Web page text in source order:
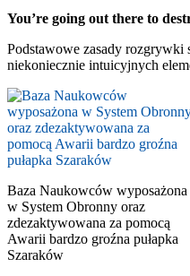
You’re going out there to
Podstawowe zasady rozgrywki
niekoniecznie intuicyjnych
Baza Naukowców wyposażona
w System Obronny oraz
zdezaktywowana za pomocą
Awarii bardzo groźna pułapka
Szaraków